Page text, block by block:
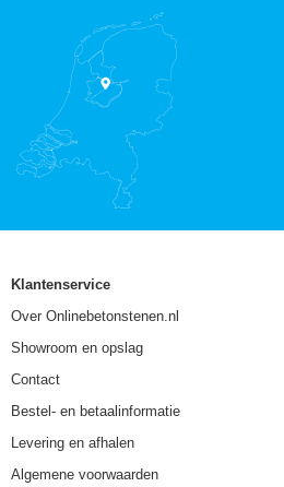
Klantenservice
Over Onlinebetonstenen.nl
Showroom en opslag
Contact
Bestel- en betaalinformatie
Levering en afhalen
Algemene voorwaarden